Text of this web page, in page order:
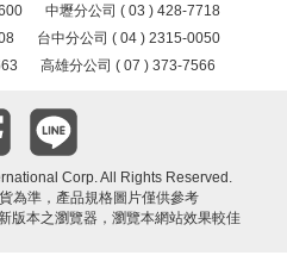
中壢分公司 ( 03 ) 428-7718
台中分公司 ( 04 ) 2315-0050
高雄分公司 ( 07 ) 373-7566
Corp. All Rights Reserved.
為準，產品規格圖片僅供參考
版本之瀏覽器，瀏覽本網站效果較佳